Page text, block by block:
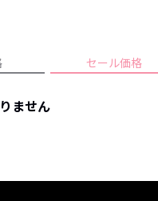
セール価格
ません